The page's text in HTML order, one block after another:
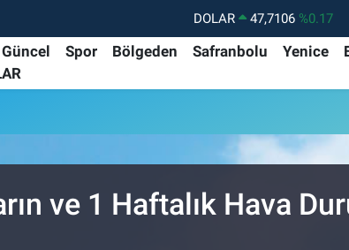
DOLAR 47,7106 %0.17
EURO
55,1652 %0.27
BİST100
13.773 %-19
Güncel Spor Bölgeden Safranbolu Yenice
ve 1 Haftalık Hava